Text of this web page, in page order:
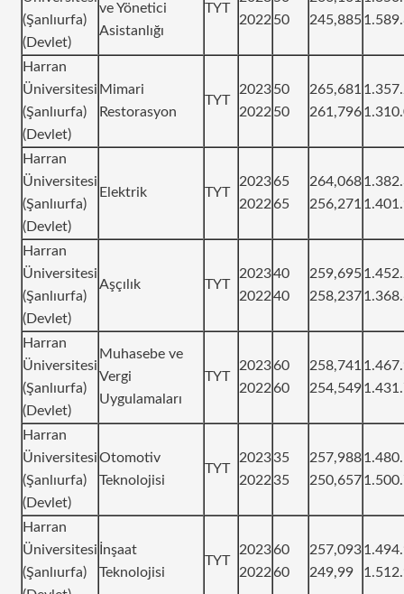
(Şanlıurfa)
(Devlet)
ve Yönetici
Asistanlığı
TYT
2022 50
245,885
Harran
Üniversitesi
(Şanlıurfa)
(Devlet)
Mimari
Restorasyon
TYT
2023
2022
50
50
265,681
261,796
Harran
Üniversitesi
(Şanlıurfa)
(Devlet)
Elektrik TYT
2023
2022
65
65
264,068
256,271
Harran
Üniversitesi
(Şanlıurfa)
(Devlet)
Aşçılık TYT
2023
2022
40
40
259,695
258,237
Harran
Üniversitesi
(Şanlıurfa)
(Devlet)
Muhasebe ve
Vergi
Uygulamaları
TYT
2023
2022
60
60
258,741
254,549
Harran
Üniversitesi
(Şanlıurfa)
(Devlet)
Otomotiv
Teknolojisi
TYT
2023
2022
35
35
257,988
250,657
Harran
Üniversitesi
(Şanlıurfa)
İnşaat
Teknolojisi
TYT
2023
2022
60
60
257,093
249,99